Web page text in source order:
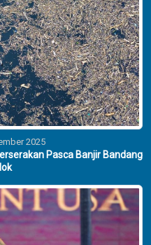
2025
Pasca Banjir Bandang